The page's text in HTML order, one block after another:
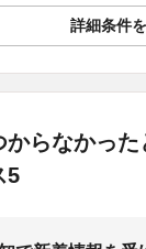
詳細条件
からなかった
5